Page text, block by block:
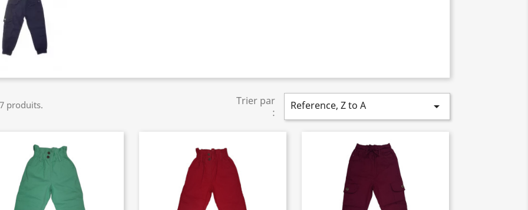
produits.
Trier par
:
Reference, Z to A 